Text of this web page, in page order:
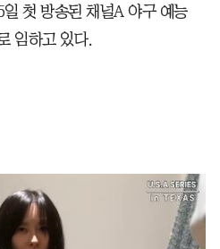
첫 방송된 채널A 야구 예능
임하고 있다.